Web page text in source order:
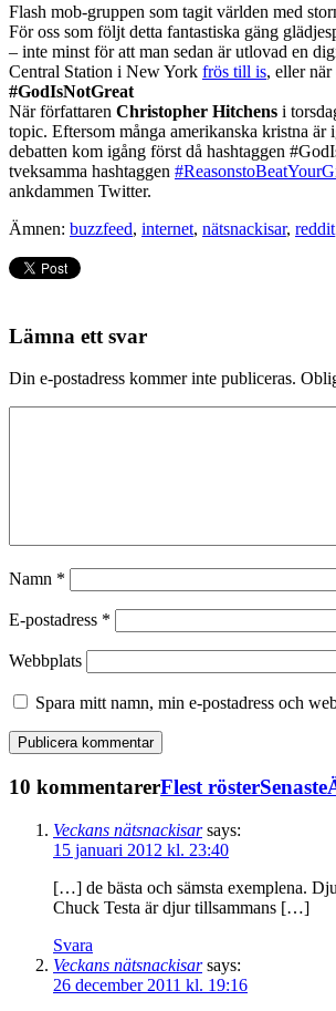
Flash mob-gruppen som tagit världen med
För oss som följt detta fantastiska gäng
– inte minst för att man sedan är utlovad en
Central Station i New York frös till is, eller när
#GodIsNotGreat
När författaren Christopher Hitchens i
topic. Eftersom många amerikanska kristna är
debatten kom igång först då hashtaggen
tveksamma hashtaggen
ankdammen Twitter.
Ämnen: buzzfeed, internet, nätsnackisar, reddit
Lämna ett svar
Din e-postadress kommer inte publiceras.
Namn *
E-postadress *
Webbplats
Spara mitt namn, min e-postadress och
10 kommentarerFlest rösterSenaste
Veckans nätsnackisar says:
15 januari 2012 kl. 23:40
[…] de bästa och sämsta exemplena.
Chuck Testa är djur tillsammans […]
Svara
Veckans nätsnackisar says:
26 december 2011 kl. 19:16